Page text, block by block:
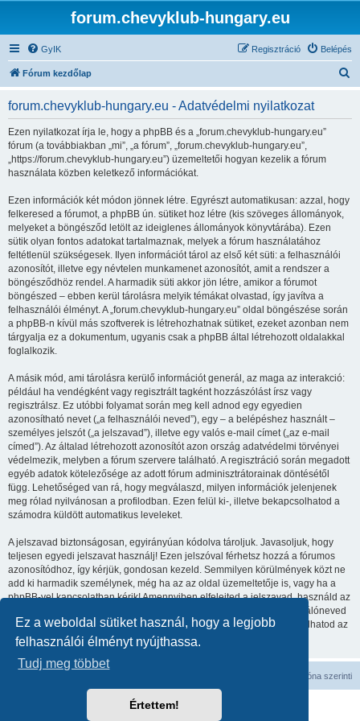
Ez a weboldal sütiket használ, hogy a legjobb
felhasználói élményt nyújthassa.
Tudj meg többet
Értettem!
forum.chevyklub-hungary.eu
GyIK Belépés
Regisztráció
Fórum kezdőlap
forum.chevyklub-hungary.eu - Adatvédelmi nyilatkozat
Ezen nyilatkozat írja le, hogy a phpBB és a „forum.chevyklub-hungary.eu”
fórum (a továbbiakban „mi”, „a fórum”, „forum.chevyklub-hungary.eu”,
„https://forum.chevyklub-hungary.eu”) üzemeltetői hogyan kezelik a fórum
használata közben keletkező információkat.
Ezen információk két módon jönnek létre. Egyrészt automatikusan: azzal, hogy
felkeresed a fórumot, a phpBB ún. sütiket hoz létre (kis szöveges állományok,
melyeket a böngésződ letölt az ideiglenes állományok könyvtárába). Ezen
sütik olyan fontos adatokat tartalmaznak, melyek a fórum használatához
feltétlenül szükségesek. Ilyen információt tárol az első két süti: a felhasználói
azonosítót, illetve egy névtelen munkamenet azonosítót, amit a rendszer a
böngésződhöz rendel. A harmadik süti akkor jön létre, amikor a fórumot
böngészed – ebben kerül tárolásra melyik témákat olvastad, így javítva a
felhasználói élményt. A „forum.chevyklub-hungary.eu” oldal böngészése során
a phpBB-n kívül más szoftverek is létrehozhatnak sütiket, ezeket azonban nem
tárgyalja ez a dokumentum, ugyanis csak a phpBB által létrehozott oldalakkal
foglalkozik.
A másik mód, ami tárolásra kerülő információt generál, az maga az interakció:
például ha vendégként vagy regisztrált tagként hozzászólást írsz vagy
regisztrálsz. Ez utóbbi folyamat során meg kell adnod egy egyedien
azonosítható nevet („a felhasználói neved”), egy – a belépéshez használt –
személyes jelszót („a jelszavad”), illetve egy valós e-mail címet („az e-mail
címed”). Az általad létrehozott azonosítót azon ország adatvédelmi törvényei
védelmezik, melyben a fórum szervere található. A regisztráció során megadott
egyéb adatok kötelezősége az adott fórum adminisztrátorainak döntésétől
függ. Lehetőséged van rá, hogy megválaszd, milyen információk jelenjenek
meg rólad nyilvánosan a profilodban. Ezen felül ki-, illetve bekapcsolhatod a
számodra küldött automatikus leveleket.
A jelszavad biztonságosan, egyirányúan kódolva tároljuk. Javasoljuk, hogy
teljesen egyedi jelszavat használj! Ezen jelszóval férhetsz hozzá a fórumos
azonosítódhoz, így kérjük, gondosan kezeld. Semmilyen körülmények közt ne
add ki harmadik személynek, még ha az az oldal üzemeltetője is, vagy ha a
phpBB-vel kapcsolatban kérik! Amennyiben elfelejted a jelszavad, használd az
„Elfelejtettem a jelszavam” funkciót. A rendszer kérni fogja a felhasználóneved
és az e-mail címed, majd generálni fog egy új jelszót, így újra használhatod az
azonosítód.
időzóna szerinti
phpBB® Forum Software © phpBB Limited
Magyar phpBB Közösség